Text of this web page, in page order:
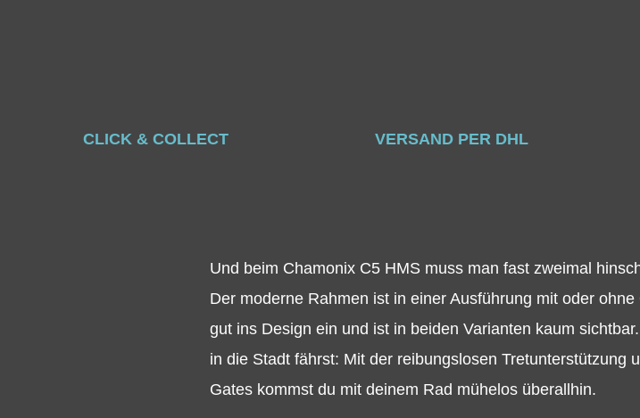
CLICK & COLLECT VERSAND PER DHL
Und beim Chamonix C5 HMS muss man fast zweimal
Der moderne Rahmen ist in einer Ausführung mit oder
gut ins Design ein und ist in beiden Varianten kaum
in die Stadt fährst: Mit der reibungslosen Tretunterstützung
Gates kommst du mit deinem Rad mühelos überallhin.